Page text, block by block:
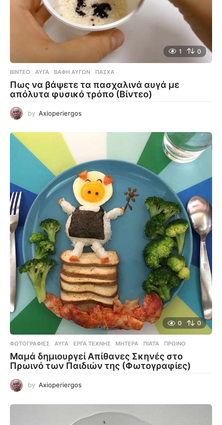
1 0
ΒΊΝΤΕΟ ΑΥΓΆ ,ΒΑΦΉ ΑΥΓΏΝ ,ΠΆΣΧΑ
Πως να βάψετε τα πασχαλινά αυγά με
απόλυτα φυσικό τρόπο (Βίντεο)
by Axioperiergos
0 0
ΦΩΤΟΓΡΑΦΊΕΣ ΑΥΓΆ ,ΈΡΓΑ ΤΈΧΝΗΣ ,ΜΗΤΈΡΑ ,ΠΙΆΤΑ ,ΠΡΩΙΝΌ
Μαμά δημιουργεί Απίθανες Σκηνές στο
Πρωινό των Παιδιών της (Φωτογραφίες)
by Axioperiergos